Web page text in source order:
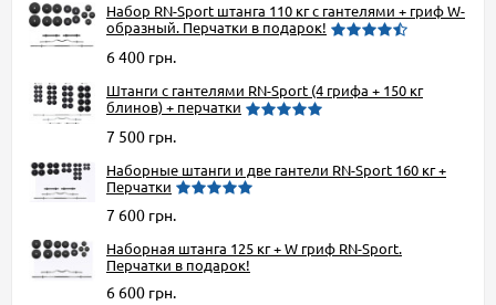
Набор RN-Sport штанга 110 кг с гантелями + гриф W-
образный. Перчатки в подарок!
6 400 грн.
Штанги с гантелями RN-Sport (4 грифа + 150 кг
блинов) + перчатки
7 500 грн.
Наборные штанги и две гантели RN-Sport 160 кг +
Перчатки
7 600 грн.
Наборная штанга 125 кг + W гриф RN-Sport.
Перчатки в подарок!
6 600 грн.